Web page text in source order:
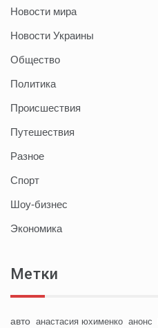
Новости мира
Новости Украины
Общество
Политика
Происшествия
Путешествия
Разное
Спорт
Шоу-бизнес
Экономика
Метки
авто анастасия юхименко анонс